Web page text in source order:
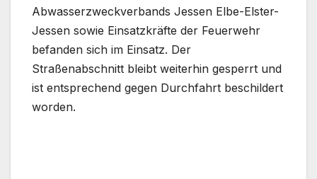
Abwasserzweckverbands Jessen Elbe-Elster-
Jessen sowie Einsatzkräfte der Feuerwehr
befanden sich im Einsatz. Der
Straßenabschnitt bleibt weiterhin gesperrt und
ist entsprechend gegen Durchfahrt beschildert
worden.